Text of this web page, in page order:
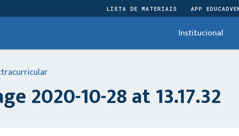
LISTA DE MATERIAIS APP
Institucional
2020-10-28 at 13.17.32